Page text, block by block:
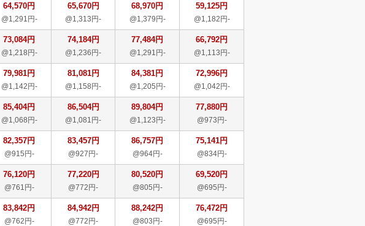
64,570円
@1,291円-
65,670円
@1,313円-
68,970円
@1,379円-
59,125円
@1,182円-
73,084円
@1,218円-
74,184円
@1,236円-
77,484円
@1,291円-
66,792円
@1,113円-
79,981円
@1,142円-
81,081円
@1,158円-
84,381円
@1,205円-
72,996円
@1,042円-
85,404円
@1,068円-
86,504円
@1,081円-
89,804円
@1,123円-
77,880円
@973円-
82,357円
@915円-
83,457円
@927円-
86,757円
@964円-
75,141円
@834円-
76,120円
@761円-
77,220円
@772円-
80,520円
@805円-
69,520円
@695円-
83,842円
@762円-
84,942円
@772円-
88,242円
@803円-
76,472円
@695円-